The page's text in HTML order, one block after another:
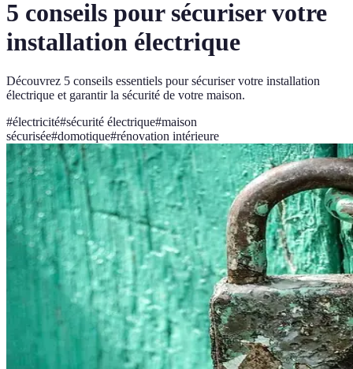
5 conseils pour sécuriser votre
installation électrique
Découvrez 5 conseils essentiels pour sécuriser votre installation
électrique et garantir la sécurité de votre maison.
#électricité#sécurité électrique#maison
sécurisée#domotique#rénovation intérieure